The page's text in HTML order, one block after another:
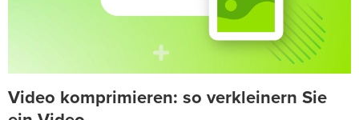
Video komprimieren: so verkleinern Sie